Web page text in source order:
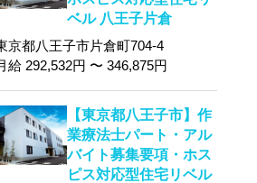
ベル 八王子片倉
京都八王子市片倉町704-4
給 292,532円 〜 346,875円
【東京都八王子市】作
業療法士パート・アル
バイト募集要項・ホス
ピス対応型住宅リベル